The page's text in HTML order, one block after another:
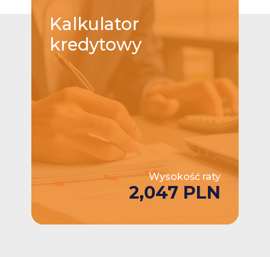
Kalkulator
kredytowy
Wysokość raty
2,047 PLN